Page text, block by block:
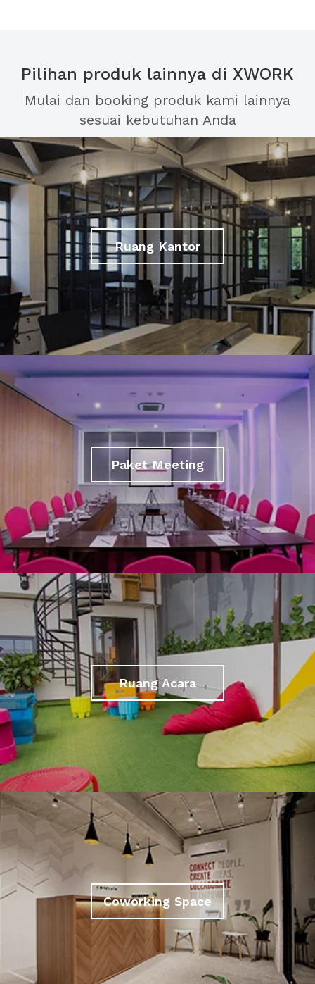
Pilihan produk lainnya di XWORK
Mulai dan booking produk kami lainnya
sesuai kebutuhan Anda
Ruang Kantor
Paket Meeting
Ruang Acara
Coworking Space